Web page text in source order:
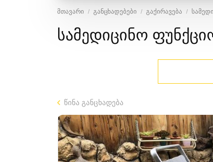
მთავარი განცხადებები გაქირავება
სამედიცინო
წინა განცხადება